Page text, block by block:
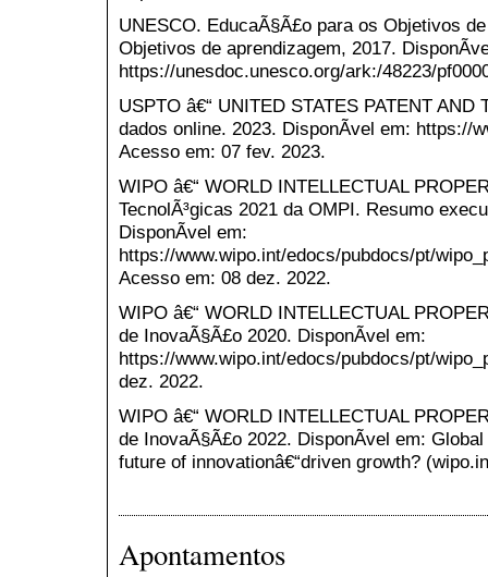
UNESCO. EducaÃ§Ã£o para os Objetivos
Objetivos de aprendizagem, 2017.
https://unesdoc.unesco.org/ark:/48223/
USPTO â€“ UNITED STATES PATENT
dados online. 2023. DisponÃ­vel em: https://
Acesso em: 07 fev. 2023.
WIPO â€“ WORLD INTELLECTUAL
TecnolÃ³gicas 2021 da OMPI. Resumo
DisponÃ­vel em:
https://www.wipo.int/edocs/pubdocs/pt/
Acesso em: 08 dez. 2022.
WIPO â€“ WORLD INTELLECTUAL
de InovaÃ§Ã£o 2020. DisponÃ­vel em:
https://www.wipo.int/edocs/pubdocs/pt/
dez. 2022.
WIPO â€“ WORLD INTELLECTUAL
de InovaÃ§Ã£o 2022. DisponÃ­vel em:
future of innovationâ€“driven growth?
Apontamentos